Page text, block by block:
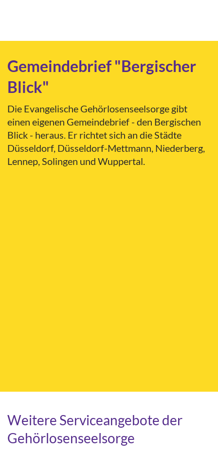
Gemeindebrief "Bergischer
Blick"
Die Evangelische Gehörlosenseelsorge gibt
einen eigenen Gemeindebrief - den Bergischen
Blick - heraus. Er richtet sich an die Städte
Düsseldorf, Düsseldorf-Mettmann, Niederberg,
Lennep, Solingen und Wuppertal.
Weitere Serviceangebote der
Gehörlosenseelsorge